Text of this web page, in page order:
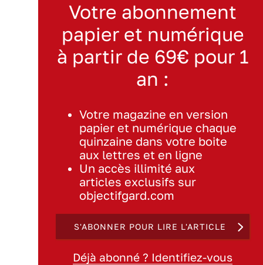
Votre abonnement
papier et numérique
à partir de 69€ pour 1
an :
Votre magazine en version
papier et numérique chaque
quinzaine dans votre boite
aux lettres et en ligne
Un accès illimité aux
articles exclusifs sur
objectifgard.com
S'ABONNER POUR LIRE L'ARTICLE
Déjà abonné ? Identifiez-vous